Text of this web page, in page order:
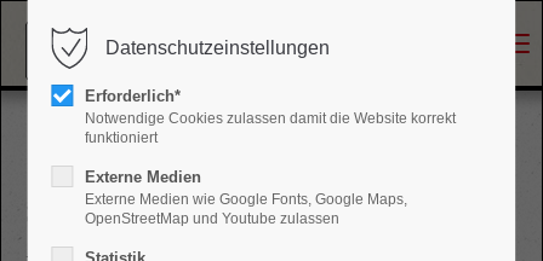
Login
Benutzername
Passwort
Sonntag, 14. Dezember 2025 | 15:00
Datenschutzeinstellungen
Erforderlich*
Notwendige Cookies zulassen damit die Website korrekt
funktioniert
Externe Medien
Externe Medien wie Google Fonts, Google Maps,
OpenStreetMap und Youtube zulassen